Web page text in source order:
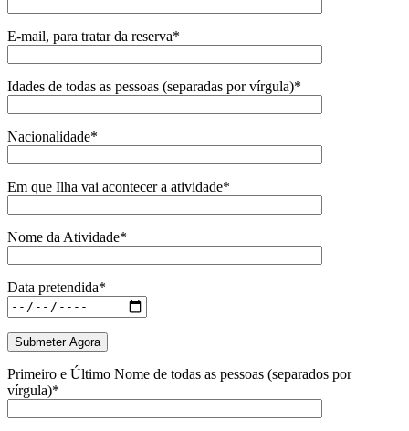
E-mail, para tratar da reserva*
Idades de todas as pessoas (separadas por vírgula)*
Nacionalidade*
Em que Ilha vai acontecer a atividade*
Nome da Atividade*
Data pretendida*
Primeiro e Último Nome de todas as pessoas (separados por
vírgula)*